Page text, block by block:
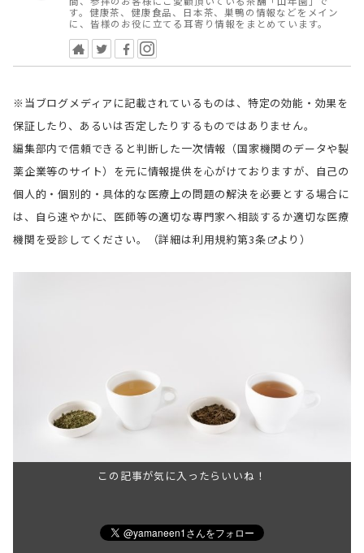
す。健康茶、健康食品、日本茶、巣鴨の情報などをメイン
に、皆様のお役に立てる耳寄り情報をまとめています。
※当ブログメディアに記載されているものは、特定の効能・効果を
保証したり、あるいは否定したりするものではありません。
編集部内で信頼できると判断した一次情報（国家機関のデータや製
薬企業等のサイト）を元に情報提供を心がけておりますが、自己の
個人的・個別的・具体的な医療上の問題の解決を必要とする場合に
は、自ら速やかに、医師等の適切な専門家へ相談するか適切な医療
機関を受診してください。（詳細は利用規約第3条 より）
この記事が気に入ったらいいね！